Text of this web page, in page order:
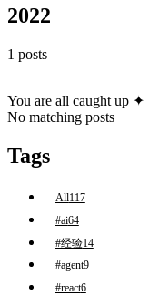
2022
1 posts
You are all caught up ✦
No matching posts
Tags
All117
#ai64
#经验14
#agent9
#react6